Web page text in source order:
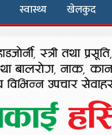
स्वास्थ्य खेलकुद